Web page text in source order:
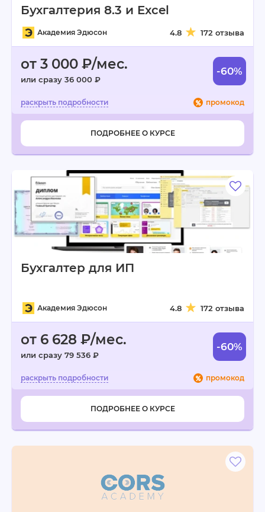
Бухгалтерия 8.3 и Excel
Академия Эдюсон 4.8 172 отзыва
от 3 000 ₽/мес.
или сразу 36 000 ₽
-60%
промокод
ПОДРОБНЕЕ О КУРСЕ
Бухгалтер для ИП
Академия Эдюсон 4.8 172 отзыва
от 6 628 ₽/мес.
или сразу 79 536 ₽
-60%
промокод
ПОДРОБНЕЕ О КУРСЕ